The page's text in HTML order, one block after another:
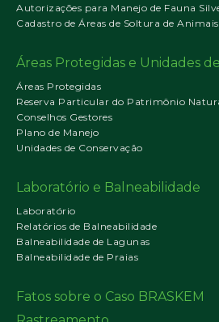
Autorizações para Manejo de Fauna
Cadastro de Áreas de Soltura de Animais
Áreas Protegidas e Unidades
Áreas Protegidas
Reserva Particular do Patrimônio
Conselhos Gestores
Plano de Manejo
Unidades de Conservação
Laboratório e Balneabilidade
Laboratório
Relatórios de Balneabilidade
Balneabilidade de Lagunas
Balneabilidade de Praias
Fatos sobre o Caso BRASKEM